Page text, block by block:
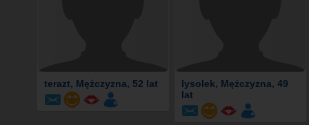
terazt, Mężczyzna, 52 lat lysolek, Mężczyzna, 49
lat